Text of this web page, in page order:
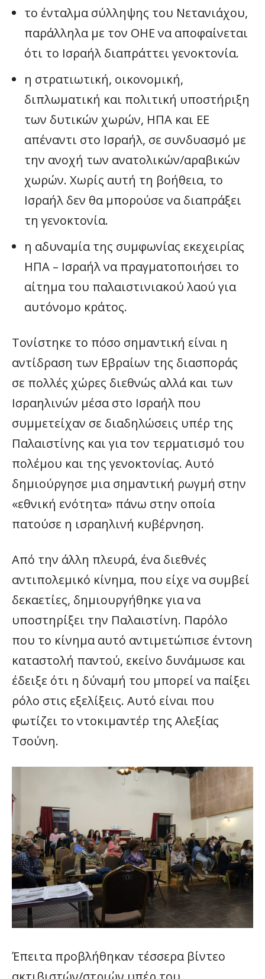
το ένταλμα σύλληψης του Νετανιάχου,
παράλληλα με τον ΟΗΕ να αποφαίνεται
ότι το Ισραήλ διαπράττει γενοκτονία.
η στρατιωτική, οικονομική,
διπλωματική και πολιτική υποστήριξη
των δυτικών χωρών, ΗΠΑ και ΕΕ
απέναντι στο Ισραήλ, σε συνδυασμό με
την ανοχή των ανατολικών/αραβικών
χωρών. Χωρίς αυτή τη βοήθεια, το
Ισραήλ δεν θα μπορούσε να διαπράξει
τη γενοκτονία.
η αδυναμία της συμφωνίας εκεχειρίας
ΗΠΑ – Ισραήλ να πραγματοποιήσει το
αίτημα του παλαιστινιακού λαού για
αυτόνομο κράτος.
Τονίστηκε το πόσο σημαντική είναι η
αντίδραση των Εβραίων της διασποράς
σε πολλές χώρες διεθνώς αλλά και των
Ισραηλινών μέσα στο Ισραήλ που
συμμετείχαν σε διαδηλώσεις υπέρ της
Παλαιστίνης και για τον τερματισμό του
πολέμου και της γενοκτονίας. Αυτό
δημιούργησε μια σημαντική ρωγμή στην
«εθνική ενότητα» πάνω στην οποία
πατούσε η ισραηλινή κυβέρνηση.
Από την άλλη πλευρά, ένα διεθνές
αντιπολεμικό κίνημα, που είχε να συμβεί
δεκαετίες, δημιουργήθηκε για να
υποστηρίξει την Παλαιστίνη. Παρόλο
που το κίνημα αυτό αντιμετώπισε έντονη
καταστολή παντού, εκείνο δυνάμωσε και
έδειξε ότι η δύναμή του μπορεί να παίξει
ρόλο στις εξελίξεις. Αυτό είναι που
φωτίζει το ντοκιμαντέρ της Αλεξίας
Τσούνη.
Έπειτα προβλήθηκαν τέσσερα βίντεο